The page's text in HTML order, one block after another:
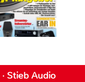
Stieb Audio